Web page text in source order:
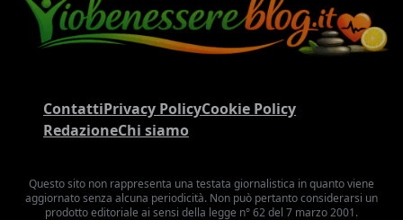
ContattiPrivacy PolicyCookie Policy
RedazioneChi siamo
Questo sito non rappresenta una testata giornalistica in quanto viene
aggiornato senza alcuna periodicità. Non può pertanto considerarsi un
prodotto editoriale ai sensi della legge n° 62 del 7 marzo 2001.